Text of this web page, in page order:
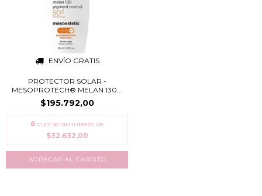
ENVÍO GRATIS
PROTECTOR SOLAR -
MESOPROTECH® MELAN 130...
$195.792,00
6 cuotas sin interés de
$32.632,00